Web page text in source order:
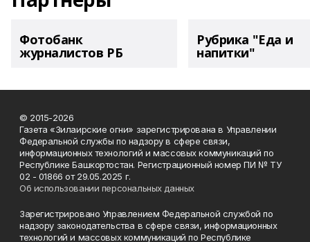
Фотобанк
журналистов РБ
Рубрика "Еда и
напитки"
© 2015-2026
Газета «Зилаирские огни» зарегистрирована в Управлении
Федеральной службы по надзору в сфере связи,
информационных технологий и массовых коммуникаций по
Республике Башкортостан. Регистрационный номер ПИ № ТУ
02 - 01866 от 29.05.2025 г.
Об использовании персональных данных
Зарегистрировано Управлением Федеральной службой по
надзору законодательства в сфере связи, информационных
технологий и массовых коммуникаций по Республике